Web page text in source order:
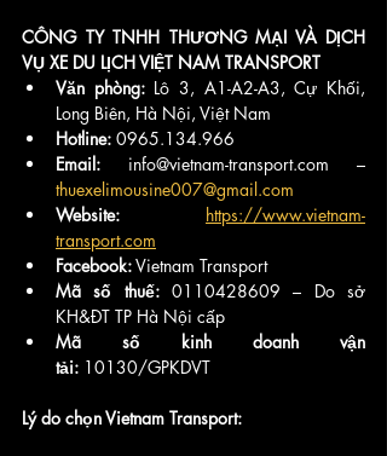
CÔNG TY TNHH THƯƠNG MẠI VÀ DỊCH
VỤ XE DU LỊCH VIỆT NAM TRANSPORT
Văn phòng: Lô 3, A1-A2-A3, Cự Khối,
Long Biên, Hà Nội, Việt Nam
Hotline: 0965.134.966
Email:
thuexelimousine007@gmail.com
Website:
https://www.vietnam-
transport.com
Facebook: Vietnam Transport
Mã số thuế: 0110428609 – Do sở
KH&ĐT TP Hà Nội cấp
Mã số kinh doanh vận
tải: 10130/GPKDVT
Lý do chọn Vietnam Transport: